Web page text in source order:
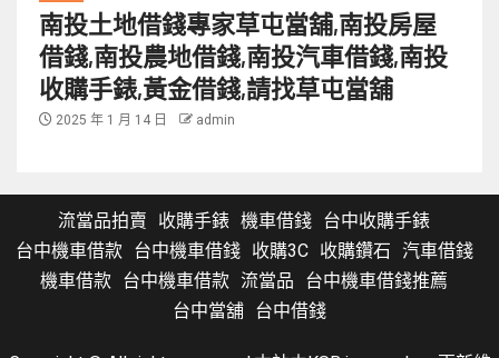
南投土地借錢專家草屯當舖,南投房屋
借錢,南投農地借錢,南投汽車借錢,南投
收購手錶,黃金借錢,請找草屯當舖
2025 年 1 月 14 日 admin
流當品拍賣 收購手錶 機車借錢 台中收購手錶
台中機車借款
台中機車借錢 收購3C 收購鑽石 汽車借錢
機車借款 台中機車借款 流當品
台中機車借錢推薦
台中當舖 台中借錢